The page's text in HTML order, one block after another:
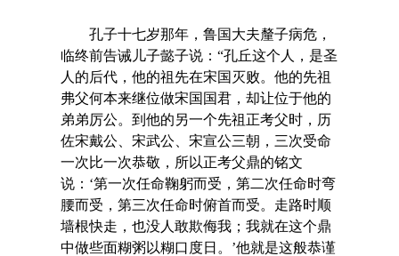
孔子十七岁那年，鲁国大夫釐子病危，
临终前告诫儿子懿子说：“孔丘这个人，是圣
人的后代，他的祖先在宋国灭败。他的先祖
弗父何本来继位做宋国国君，却让位于他的
弟弟厉公。到他的另一个先祖正考父时，历
佐宋戴公、宋武公、宋宣公三朝，三次受命
一次比一次恭敬，所以正考父鼎的铭文
说：‘第一次任命鞠躬而受，第二次任命时弯
腰而受，第三次任命时俯首而受。走路时顺
墙根快走，也没人敢欺侮我；我就在这个鼎
中做些面糊粥以糊口度日。’他就是这般恭谨